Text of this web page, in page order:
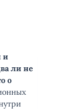
и
ли не
о